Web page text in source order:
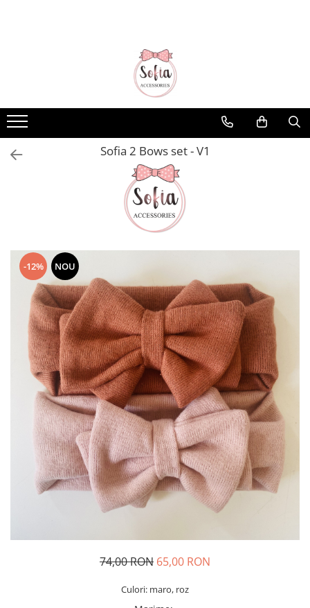
Emma Collection
Lina Collection
Gloria Collection
Audrey Collection
Erika Collection
Rania Collection
Sofia 2 Bows set - V1
-12% NOU
74,00 RON 65,00 RON
Culori: maro, roz